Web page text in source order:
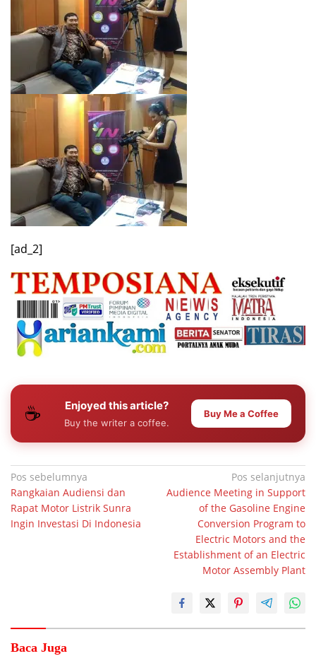
[ad_2]
☕ Enjoyed this article?
Buy the writer a coffee.
Buy Me a Coffee
Navigasi
pos
Pos sebelumnya
Rangkaian Audiensi dan
Rapat Motor Listrik Sunra
Ingin Investasi Di Indonesia
Pos selanjutnya
Audience Meeting in Support
of the Gasoline Engine
Conversion Program to
Electric Motors and the
Establishment of an Electric
Motor Assembly Plant
Baca Juga